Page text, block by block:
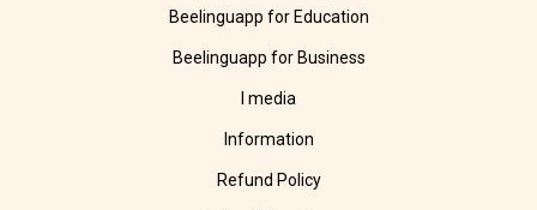
Beelinguapp for Education
Beelinguapp for Business
I media
Information
Refund Policy